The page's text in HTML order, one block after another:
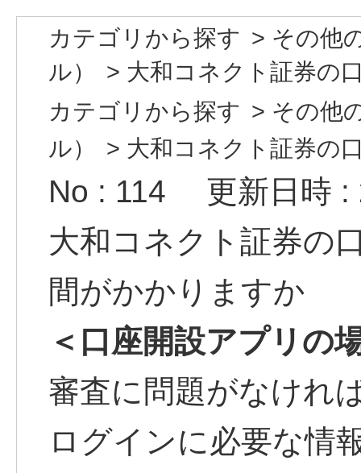
カテゴリから探す > その他
ル）
> 大和コネクト証券の
カテゴリから探す > その他
ル）
> 大和コネクト証券の
No : 114
更新日時
大和コネクト証券の
間がかかりますか
＜口座開設アプリの
審査に問題がなけれ
ログインに必要な情